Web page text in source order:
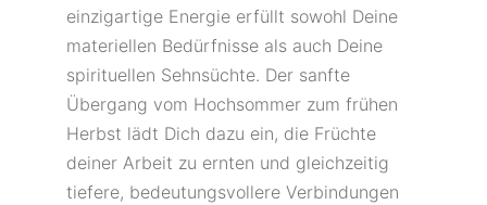
einzigartige Energie erfüllt sowohl Deine
materiellen Bedürfnisse als auch Deine
spirituellen Sehnsüchte. Der sanfte
Übergang vom Hochsommer zum frühen
Herbst lädt Dich dazu ein, die Früchte
deiner Arbeit zu ernten und gleichzeitig
tiefere, bedeutungsvollere Verbindungen